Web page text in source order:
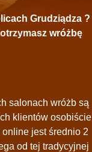
Grudziądza ?
wróżbę
salonach wróżb są
klientów osobiście
jest średnio 2
od tej tradycyjnej